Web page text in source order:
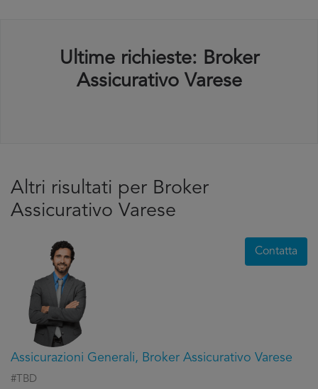
Ultime richieste: Broker
Assicurativo Varese
Altri risultati per Broker
Assicurativo Varese
Assicurazioni Generali, Broker Assicurativo Varese
#TBD
Contatta